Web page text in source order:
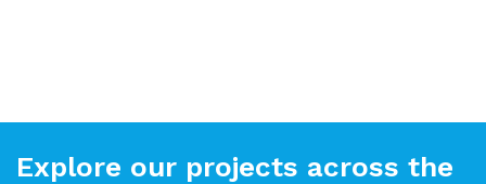
Explore our projects across the